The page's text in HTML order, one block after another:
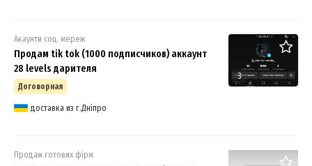
3
Акаунти соц. мереж
Продам tik tok (1000 подписчиков) аккаунт
28 levels дарителя
Договорная
доставка из г.Дніпро
Продаж готових фірм